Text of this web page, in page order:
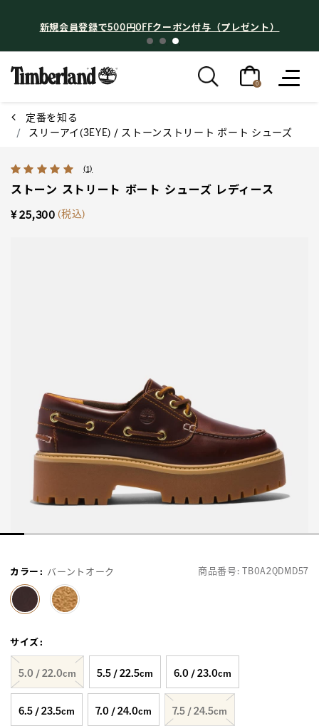
新規会員登録で500円OFFクーポン付与（プレゼント）
0
定番を知る
スリーアイ(3EYE) / ストーンストリート ボート シューズ
5 out of 5 Customer Rating
(1)
ストーン ストリート ボート シューズ レディース
¥ 25,300 (税込)
商品番号:TB0A2QDMD57
カラー: バーントオーク
サイズ:
5.0 / 22.0cm 5.5 / 22.5cm 6.0 / 23.0cm
6.5 / 23.5cm 7.0 / 24.0cm 7.5 / 24.5cm